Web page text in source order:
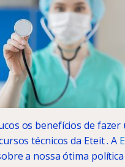
os benefícios de
técnicos da Eteit . A
a nossa ótima